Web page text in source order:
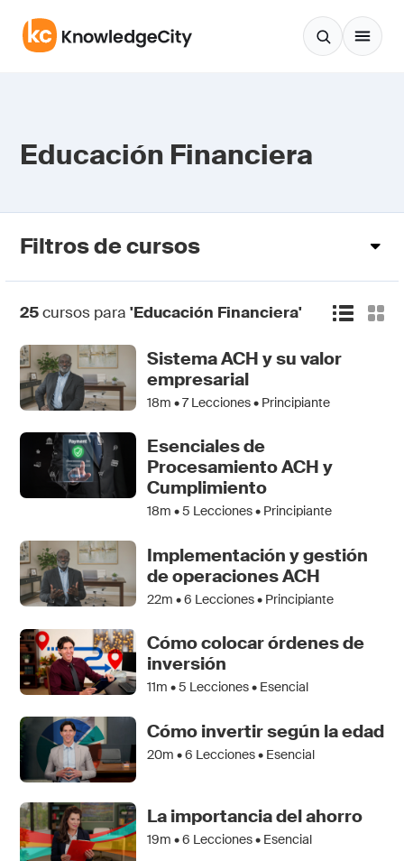
Educación Financiera
Filtros de cursos
25cursos para 'Educación Financiera'
Sistema ACH y su valor
empresarial
18m •7Lecciones • Principiante
Esenciales de
Procesamiento ACH y
Cumplimiento
18m •5 Lecciones • Principiante
Implementación y gestión
de operaciones ACH
22m •6 Lecciones • Principiante
Cómo colocar órdenes de
inversión
11m •5 Lecciones • Esencial
Cómo invertir según la edad
20m •6 Lecciones • Esencial
La importancia del ahorro
19m •6 Lecciones • Esencial